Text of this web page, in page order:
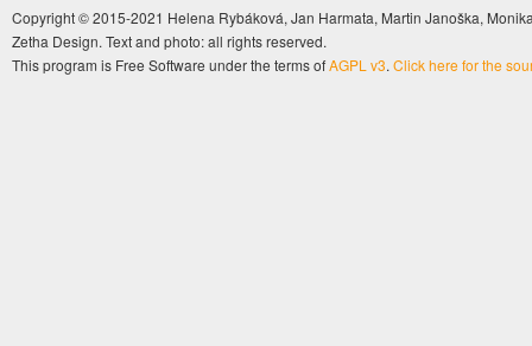
Copyright © 2015-2021 Helena Rybáková, Jan Harmata, Martin Janoška,
Zetha Design. Text and photo: all rights reserved.
This program is Free Software under the terms ofAGPL v3. Click here for the